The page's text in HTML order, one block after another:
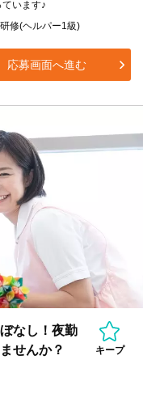
います♪
修(ヘルパー1級)
応募画面へ進む
なし！夜勤
せんか？
キープ